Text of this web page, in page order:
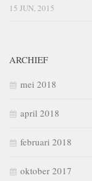
15 JUN, 2015
ARCHIEF
mei 2018
april 2018
februari 2018
oktober 2017